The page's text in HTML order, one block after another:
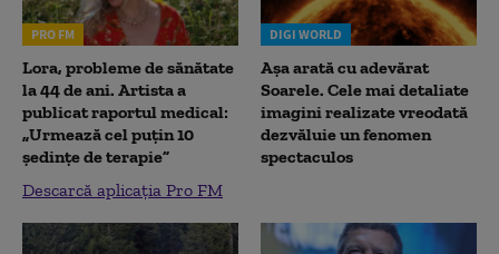
PRO FM
Lora, probleme de sănătate
la 44 de ani. Artista a
publicat raportul medical:
„Urmează cel puțin 10
ședințe de terapie”
Descarcă aplicația Pro FM
DIGI WORLD
Așa arată cu adevărat
Soarele. Cele mai detaliate
imagini realizate vreodată
dezvăluie un fenomen
spectaculos